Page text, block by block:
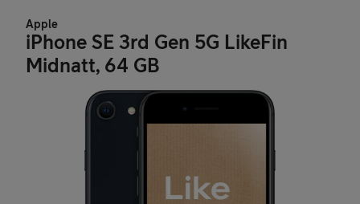
Apple
iPhone SE 3rd Gen 5G LikeFin
Midnatt, 64 GB